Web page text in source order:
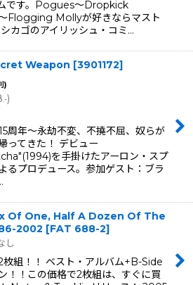
です。Pogues〜Dropkick
Flogging Mollyが好きならマスト
カゴのアイリッシュ・コミ…
Weapon [3901172]
)
.-)
周年〜永劫不変、不撓不屈、奴らが
ってきた！ デビュー
を手掛けたアーロン・スプ
るプロデュース。参加ゲスト：ブラ
Of One, Half A Dozen Of The
2002 [FAT 688-2]
し
枚組！！ ベスト・アルバム+B-Side
！！この価格で2枚組は、すぐに買